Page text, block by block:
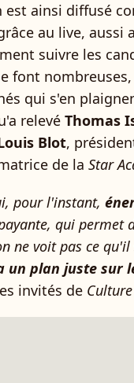
est ainsi diffusé
au live, aussi
suivre les
font
qui s'en
relevé Thomas
Blot,
de la Star
pour l'instant,
qui permet
ne voit pas ce qu'il
un plan juste sur
invités de